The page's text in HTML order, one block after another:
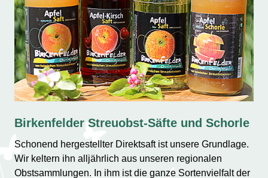
Birkenfelder Streuobst-Säfte und Schorle
Schonend hergestellter Direktsaft ist unsere Grundlage.
Wir keltern ihn alljährlich aus unseren regionalen
Obstsammlungen. In ihm ist die ganze Sortenvielfalt der